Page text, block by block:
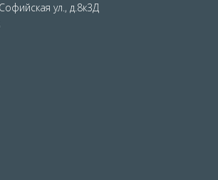
Софийская ул., д.8к3Д